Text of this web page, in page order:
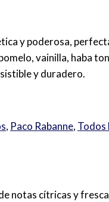
y poderosa,
vainilla, haba
y duradero.
, Paco Rabanne, Todos
notas cítricas y